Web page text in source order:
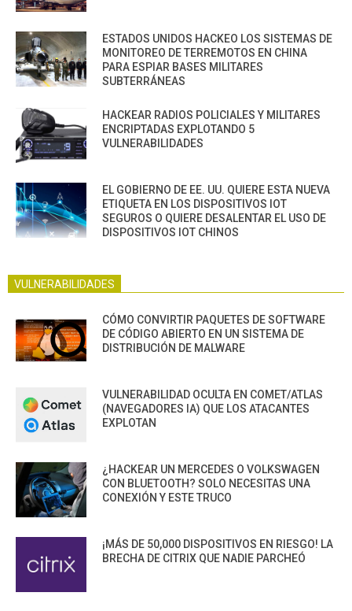
ESTADOS UNIDOS HACKEO LOS SISTEMAS DE
MONITOREO DE TERREMOTOS EN CHINA
PARA ESPIAR BASES MILITARES
SUBTERRÁNEAS
HACKEAR RADIOS POLICIALES Y MILITARES
ENCRIPTADAS EXPLOTANDO 5
VULNERABILIDADES
EL GOBIERNO DE EE. UU. QUIERE ESTA NUEVA
ETIQUETA EN LOS DISPOSITIVOS IOT
SEGUROS O QUIERE DESALENTAR EL USO DE
DISPOSITIVOS IOT CHINOS
VULNERABILIDADES
CÓMO CONVIRTIR PAQUETES DE SOFTWARE
DE CÓDIGO ABIERTO EN UN SISTEMA DE
DISTRIBUCIÓN DE MALWARE
VULNERABILIDAD OCULTA EN COMET/ATLAS
(NAVEGADORES IA) QUE LOS ATACANTES
EXPLOTAN
¿HACKEAR UN MERCEDES O VOLKSWAGEN
CON BLUETOOTH? SOLO NECESITAS UNA
CONEXIÓN Y ESTE TRUCO
¡MÁS DE 50,000 DISPOSITIVOS EN RIESGO! LA
BRECHA DE CITRIX QUE NADIE PARCHEÓ